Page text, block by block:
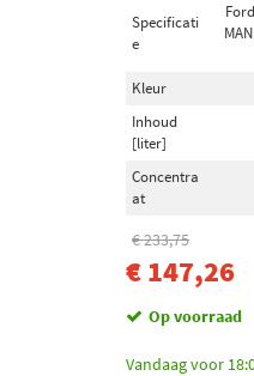
Specificati
e
Kleur
Inhoud
[liter]
Concentra
at
€ 233,75
€ 147,26
Op voorraad
Vandaag voor